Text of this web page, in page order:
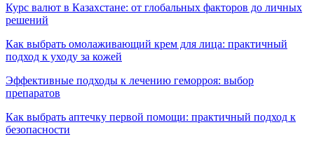
Курс валют в Казахстане: от глобальных факторов до личных
решений
Как выбрать омолаживающий крем для лица: практичный
подход к уходу за кожей
Эффективные подходы к лечению геморроя: выбор
препаратов
Как выбрать аптечку первой помощи: практичный подход к
безопасности